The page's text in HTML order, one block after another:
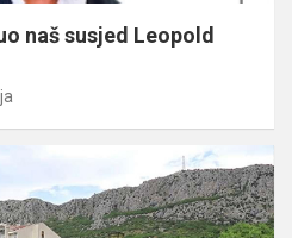
naš susjed Leopold